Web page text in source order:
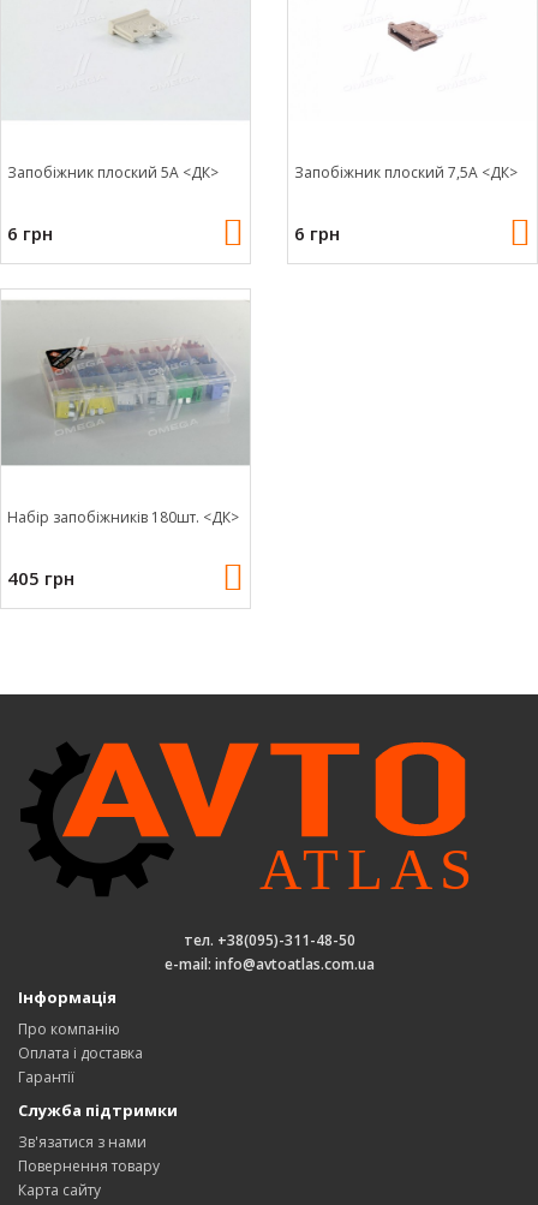
Запобіжник плоский 5А <ДК>
6 грн
Запобіжник плоский 7,5А <ДК>
6 грн
Набір запобіжників 180шт. <ДК>
405 грн
тел. +38(095)-311-48-50
e-mail: info@avtoatlas.com.ua
Інформація
Про компанію
Оплата і доставка
Гарантії
Служба підтримки
Зв'язатися з нами
Повернення товару
Карта сайту